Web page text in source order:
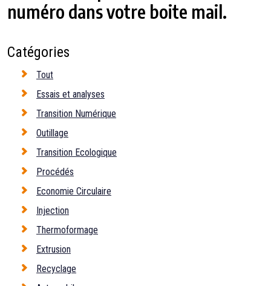
numéro dans votre boite mail.
Catégories
Tout
Essais et analyses
Transition Numérique
Outillage
Transition Ecologique
Procédés
Economie Circulaire
Injection
Thermoformage
Extrusion
Recyclage